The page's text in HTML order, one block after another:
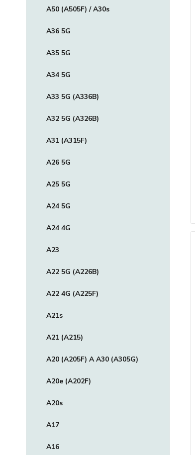
A50 (A505F) / A30s
A36 5G
A35 5G
A34 5G
A33 5G (A336B)
A32 5G (A326B)
A31 (A315F)
A26 5G
A25 5G
A24 5G
A24 4G
A23
A22 5G (A226B)
A22 4G (A225F)
A21s
A21 (A215)
A20 (A205F) A A30 (A305G)
A20e (A202F)
A20s
A17
A16